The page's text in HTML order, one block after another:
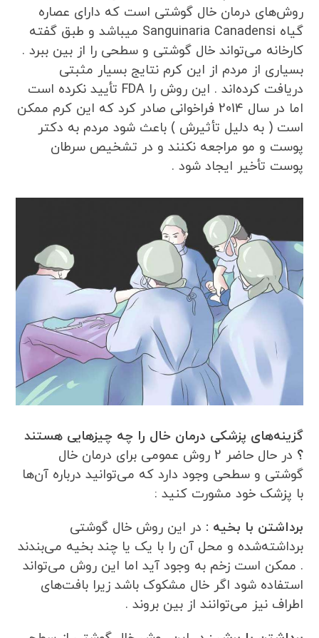
روش‌های درمان خال گوشتی است که دارای عصاره
گیاه Sanguinaria Canadensi میباشد و طبق گفته
کارخانه می‌تواند خال گوشتی و سطحی را از بین ببرد .
بسیاری از مردم از این کرم نتایج بسیار مثبتی
دریافت کرده‌اند . این روش را FDA تأیید نکرده است
اما در سال 2014 فراخوانی صادر کرد که این کرم ممکن
است ( به دلیل تأثیرش ) باعث شود مردم به دکتر
پوست و مو مراجعه نکنند و در تشخیص سرطان
پوست تأخیر ایجاد شود .
گزینه‌های پزشکی درمان خال را چه چیزهایی هستند
؟
در حال حاضر 2 روش عمومی برای درمان خال
گوشتی و سطحی وجود دارد که می‌توانید درباره آن‌ها
با پزشک خود مشورت کنید :
برداشتن با بخیه : در این روش خال گوشتی
برداشته‌شده و محل آن را با یک یا چند بخیه می‌بندند
. ممکن است زخم به وجود آید اما این روش می‌تواند
استفاده شود اگر خال مشکوک باشد زیرا بافت‌های
اطراف نیز می‌توانند از بین بروند .